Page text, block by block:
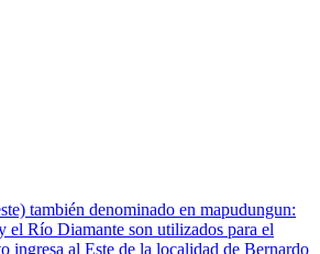
también denominado en mapudungun:
el Río Diamante son utilizados para el
al Este de la localidad de Bernardo